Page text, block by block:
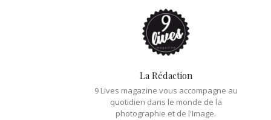
La Rédaction
9 Lives magazine vous accompagne au
quotidien dans le monde de la
photographie et de l'Image.